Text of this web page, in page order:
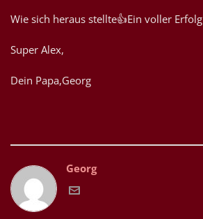
Wie sich heraus stellte👍Ein voller Erfolg
Super Alex,
Dein Papa,Georg
Georg